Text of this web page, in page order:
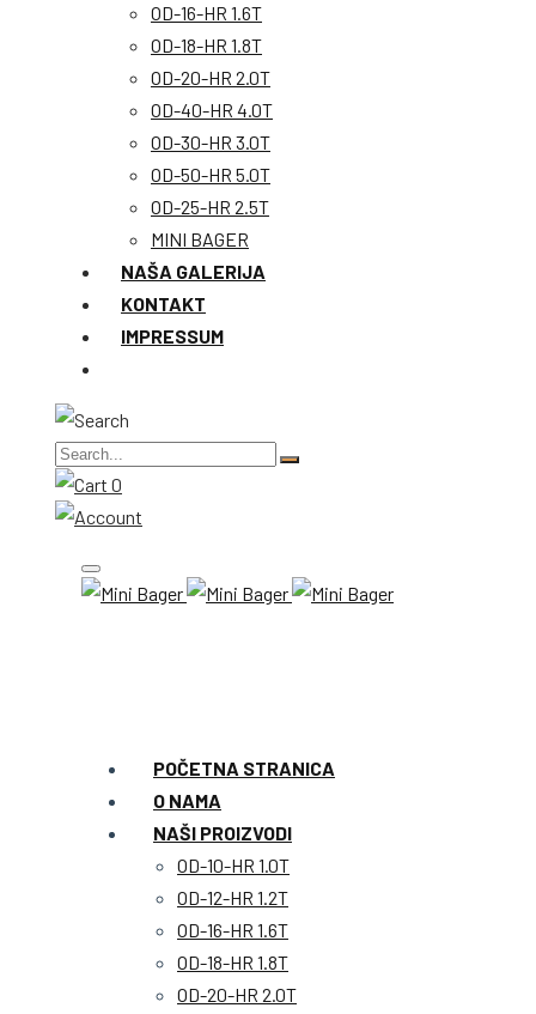
OD-16-HR 1.6T
OD-18-HR 1.8T
OD-20-HR 2.0T
OD-40-HR 4.0T
OD-30-HR 3.0T
OD-50-HR 5.0T
OD-25-HR 2.5T
MINI BAGER
NAŠA GALERIJA
KONTAKT
IMPRESSUM
0
POČETNA STRANICA
O NAMA
NAŠI PROIZVODI
OD-10-HR 1.0T
OD-12-HR 1.2T
OD-16-HR 1.6T
OD-18-HR 1.8T
OD-20-HR 2.0T